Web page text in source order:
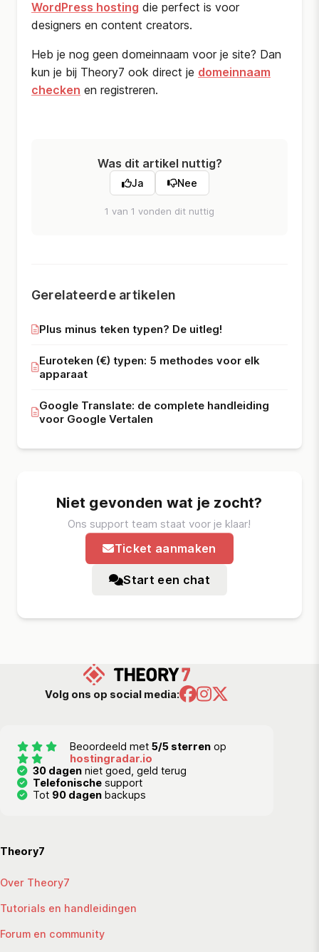
WordPress hosting die perfect is voor
designers en content creators.
Heb je nog geen domeinnaam voor je site? Dan
kun je bij Theory7 ook direct je domeinnaam
checken en registreren.
Was dit artikel nuttig?
Ja Nee
1 van 1 vonden dit nuttig
Gerelateerde artikelen
Plus minus teken typen? De uitleg!
Euroteken (€) typen: 5 methodes voor elk
apparaat
Google Translate: de complete handleiding
voor Google Vertalen
Niet gevonden wat je zocht?
Ons support team staat voor je klaar!
Ticket aanmaken
Start een chat
Volg ons op social media:
Beoordeeld met 5/5 sterrenop
hostingradar.io
30 dagen niet goed, geld terug
Telefonische support
Tot 90 dagen backups
Theory7
Over Theory7
Tutorials en handleidingen
Forum en community